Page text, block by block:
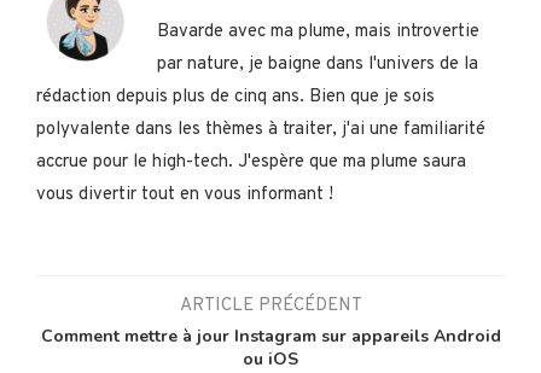
Bavarde avec ma plume, mais introvertie
par nature, je baigne dans l'univers de la
rédaction depuis plus de cinq ans. Bien que je sois
polyvalente dans les thèmes à traiter, j'ai une familiarité
accrue pour le high-tech. J'espère que ma plume saura
vous divertir tout en vous informant !
ARTICLE PRÉCÉDENT
Comment mettre à jour Instagram sur appareils Android
ou iOS